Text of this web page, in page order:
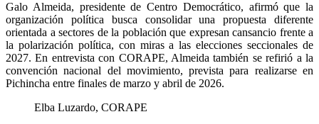
Galo Almeida, presidente de Centro Democrático, afirmó que la
organización política busca consolidar una propuesta diferente
orientada a sectores de la población que expresan cansancio frente a
la polarización política, con miras a las elecciones seccionales de
2027. En entrevista con CORAPE, Almeida también se refirió a la
convención nacional del movimiento, prevista para realizarse en
Pichincha entre finales de marzo y abril de 2026.
Elba Luzardo, CORAPE